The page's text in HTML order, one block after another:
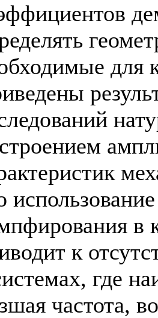
для
в
к
где
частота,